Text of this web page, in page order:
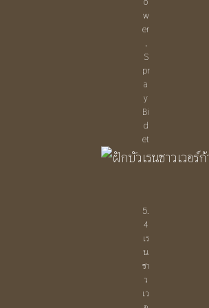
w
er
,
S
pr
a
y
Bi
d
et
5.
4
เร
น
ชา
ว
เว